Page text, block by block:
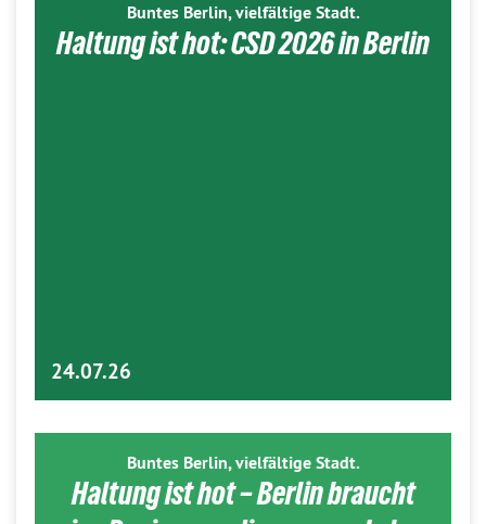
Buntes Berlin, vielfältige Stadt.
Haltung ist hot: CSD 2026 in Berlin
24.07.26
Buntes Berlin, vielfältige Stadt.
Haltung ist hot – Berlin braucht